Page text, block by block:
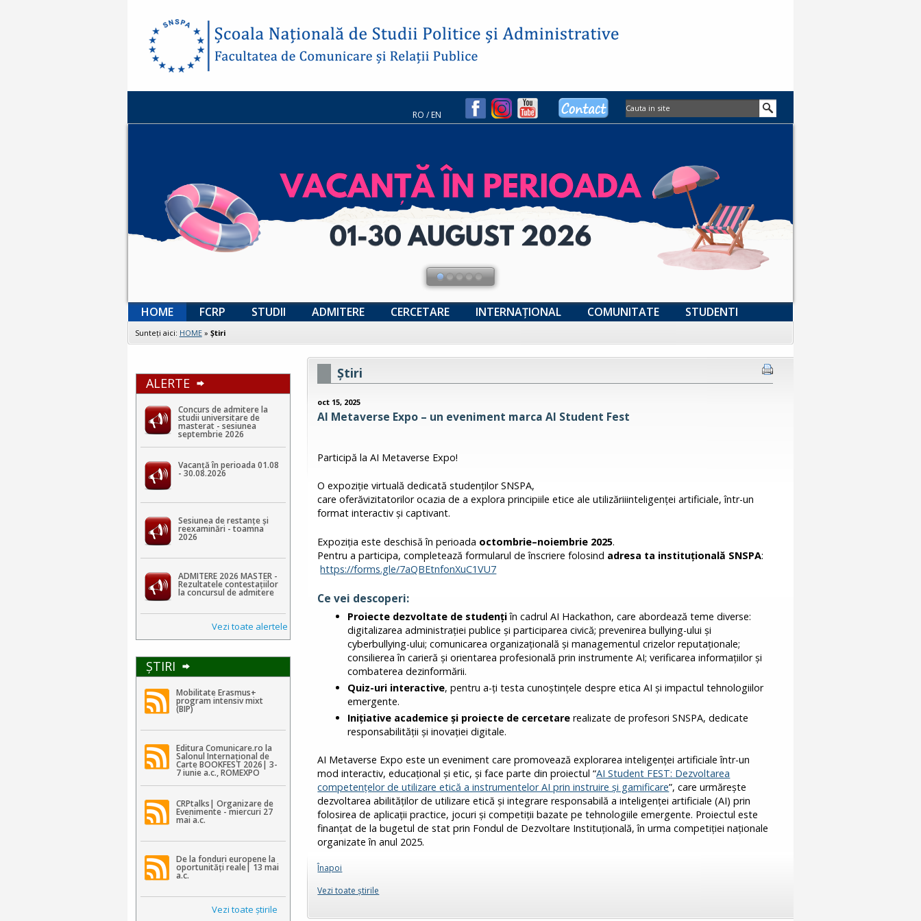
RO /EN
HOME FCRP STUDII ADMITERE CERCETARE INTERNAȚIONAL COMUNITATE STUDENTI
Sunteţi aici: HOME» Ştiri
ALERTE
Concurs de admitere la
studii universitare de
masterat - sesiunea
septembrie 2026
Vacanță în perioada 01.08
- 30.08.2026
Sesiunea de restanțe și
reexaminări - toamna
2026
ADMITERE 2026 MASTER -
Rezultatele contestaţiilor
la concursul de admitere
Vezi toate alertele
ŞTIRI
Mobilitate Erasmus+
program intensiv mixt
(BIP)
Editura Comunicare.ro la
Salonul Internațional de
Carte BOOKFEST 2026| 3-
7 iunie a.c., ROMEXPO
CRPtalks| Organizare de
Evenimente - miercuri 27
mai a.c.
De la fonduri europene la
oportunități reale| 13 mai
a.c.
Vezi toate ştirile
Ştiri
oct 15, 2025
AI Metaverse Expo – un eveniment marca AI Student Fest
Participă la AI Metaverse Expo!
O expoziție virtuală dedicată studenților SNSPA,
care oferăvizitatorilor ocazia de a explora principiile etice ale utilizăriiinteligenței artificiale, într-un
format interactiv și captivant.
Expoziția este deschisă în perioada octombrie–noiembrie 2025.
Pentru a participa, completează formularul de înscriere folosind adresa ta instituțională SNSPA:
https://forms.gle/7aQBEtnfonXuC1VU7
Ce vei descoperi:
Proiecte dezvoltate de studențiîn cadrul AI Hackathon, care abordează teme diverse:
digitalizarea administrației publice și participarea civică; prevenirea bullying-ului și
cyberbullying-ului; comunicarea organizațională și managementul crizelor reputaționale;
consilierea în carieră și orientarea profesională prin instrumente AI; verificarea informațiilor și
combaterea dezinformării.
Quiz-uri interactive, pentru a-ți testa cunoștințele despre etica AI și impactul tehnologiilor
emergente.
Inițiative academice și proiecte de cercetarerealizate de profesori SNSPA, dedicate
responsabilității și inovației digitale.
AI Metaverse Expo este un eveniment care promovează explorarea inteligenței artificiale într-un
mod interactiv, educațional și etic, și face parte din proiectul “AI Student FEST: Dezvoltarea
competențelor de utilizare etică a instrumentelor AI prin instruire și gamificare”, care urmărește
dezvoltarea abilităților de utilizare etică și integrare responsabilă a inteligenței artificiale (AI) prin
folosirea de aplicații practice, jocuri și competiții bazate pe tehnologiile emergente. Proiectul este
finanțat de la bugetul de stat prin Fondul de Dezvoltare Instituțională, în urma competiției naționale
organizate în anul 2025.
Înapoi
Vezi toate ştirile